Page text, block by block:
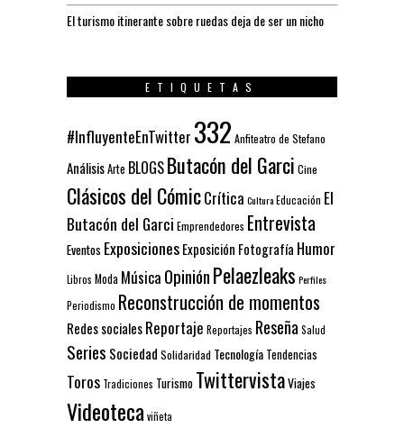
El turismo itinerante sobre ruedas deja de ser un nicho
ETIQUETAS
#InfluyenteEnTwitter 332 Anfiteatro de Stefano
AnálisisArte BLOGSButacón del Garci Cine
Clásicos del CómicCrítica CulturaEducación El
Butacón del Garci Emprendedores Entrevista
Eventos ExposicionesExposición Fotografía Humor
Libros Moda Música OpiniónPelaezleaks Perfiles
Periodismo Reconstrucción de momentos
Redes socialesReportaje Reportajes Reseña Salud
Series Sociedad Solidaridad Tecnología Tendencias
Toros Tradiciones Turismo TwittervistaViajes
Videoteca viñeta